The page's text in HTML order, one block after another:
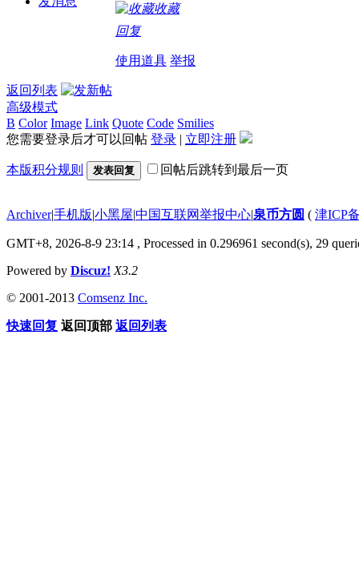
收藏
回复
使用道具 举报
返回列表
高级模式
B Color Image Link Quote Code Smilies
您需要登录后才可以回帖 登录 | 立即注册
本版积分规则 发表回复 回帖后跳转到最后一页
Archiver|手机版|小黑屋|中国互联网举报中心|泉币方圆 ( 津ICP
GMT+8, 2026-8-9 23:14 , Processed in 0.296961 second(s), 29
Powered by Discuz! X3.2
© 2001-2013 Comsenz Inc.
快速回复 返回顶部 返回列表